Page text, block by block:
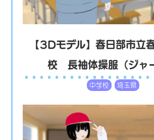
【3Dモデル】春日部市立
校 長袖体操服（ジャ
中学校 埼玉県